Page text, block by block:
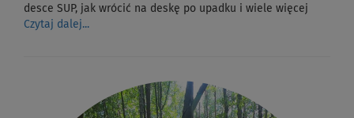
desce SUP, jak wrócić na deskę po upadku i wiele więcej
Czytaj dalej...